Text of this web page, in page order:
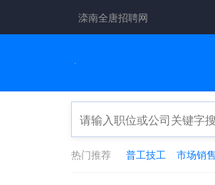
滦南全唐招聘网
热门推荐 普工技工 市场销售